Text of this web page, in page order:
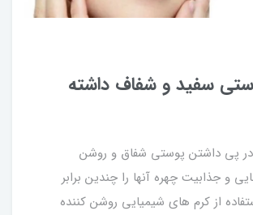
سفید و شفاف داشته
در پی داشتن پوستی شفاق و روشن
و جذابیت چهره آنها را چندین برابر
از کرم های شیمیایی روشن کننده